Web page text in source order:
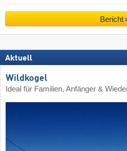
Bericht
Aktuell
Wildkogel
Ideal für Familien, Anfänger &